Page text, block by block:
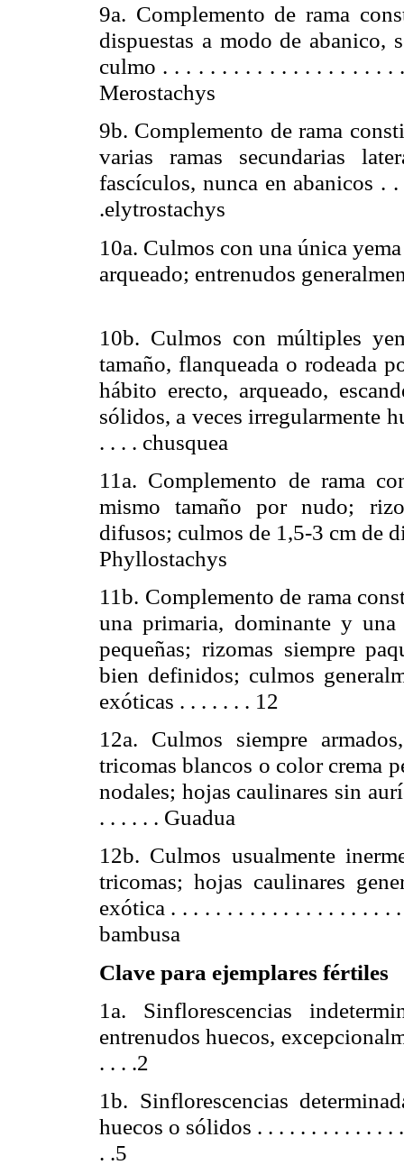
9a. Complemento de rama
dispuestas a modo de abanico,
culmo . . . . . . . . . . . . . . . . . . .
Merostachys
9b. Complemento de rama
varias ramas secundarias
fascículos, nunca en abanicos
.elytrostachys
10a. Culmos con una única
arqueado; entrenudos
10b. Culmos con múltiples
tamaño, flanqueada o rodeada
hábito erecto, arqueado,
sólidos, a veces irregularmente
. . . . chusquea
11a. Complemento de rama
mismo tamaño por nudo;
difusos; culmos de 1,5-3 cm de
Phyllostachys
11b. Complemento de rama
una primaria, dominante y una
pequeñas; rizomas siempre
bien definidos; culmos
exóticas . . . . . . . 12
12a. Culmos siempre
tricomas blancos o color crema
nodales; hojas caulinares sin
. . . . . . Guadua
12b. Culmos usualmente
tricomas; hojas caulinares
exótica . . . . . . . . . . . . . . . . . . . .
bambusa
Clave para ejemplares fértiles
1a. Sinflorescencias
entrenudos huecos,
. . . .2
1b. Sinflorescencias
huecos o sólidos . . . . . . . . . . . . .
. .5